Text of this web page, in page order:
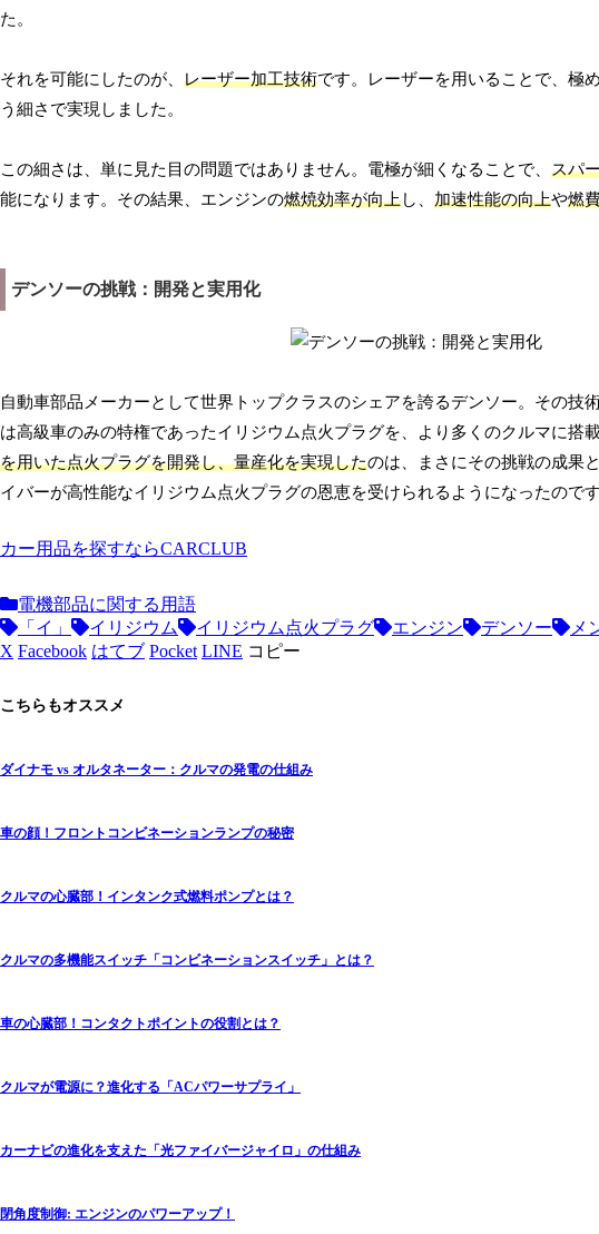
た。
それを可能にしたのが、 レーザー加工技術です。レーザーを用いることで、極
う細さで実現しました。
この細さは、単に見た目の問題ではありません。電極が細くなることで、 スパ
能になります。その結果、エンジンの燃焼効率が向上し、 加速性能の向上や燃
デンソーの挑戦：開発と実用化
自動車部品メーカーとして世界トップクラスのシェアを誇るデンソー。その
は高級車のみの特権であったイリジウム点火プラグを、より多くのクルマに搭
を用いた点火プラグを開発し、量産化を実現したのは、まさにその挑戦の成果
イバーが高性能なイリジウム点火プラグの恩恵を受けられるようになったのです
カー用品を探すならCARCLUB
電機部品に関する用語
「イ」
イリジウム イリジウム点火プラグ エンジン デンソー メ
X Facebook はてブ Pocket LINE コピー
こちらもオススメ
ダイナモ vs オルタネーター：クルマの発電の仕組み
車の顔！フロントコンビネーションランプの秘密
クルマの心臓部！インタンク式燃料ポンプとは？
クルマの多機能スイッチ「コンビネーションスイッチ」とは？
車の心臓部！コンタクトポイントの役割とは？
クルマが電源に？進化する「ACパワーサプライ」
カーナビの進化を支えた「光ファイバージャイロ」の仕組み
閉角度制御: エンジンのパワーアップ！